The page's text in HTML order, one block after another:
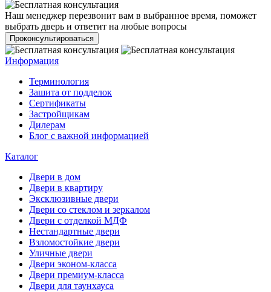
Наш менеджер перезвонит вам в выбранное время, поможет
выбрать дверь и ответит на любые вопросы
Проконсультироваться
Информация
Терминология
Зашита от подделок
Сертификаты
Застройщикам
Дилерам
Блог с важной информацией
Каталог
Двери в дом
Двери в квартиру
Эксклюзивные двери
Двери со стеклом и зеркалом
Двери с отделкой МДФ
Нестандартные двери
Взломостойкие двери
Уличные двери
Двери эконом-класса
Двери премиум-класса
Двери для таунхауса